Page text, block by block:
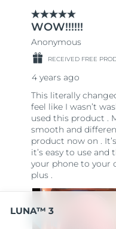
LUNA™ 3